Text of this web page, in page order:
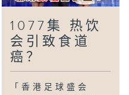
1077集 热饮
会引致食道
癌？
「香港足球盛会